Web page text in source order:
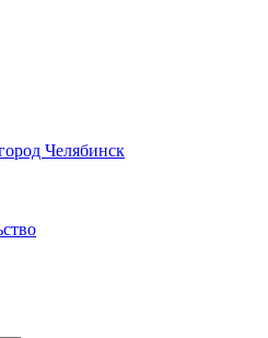
Челябинск